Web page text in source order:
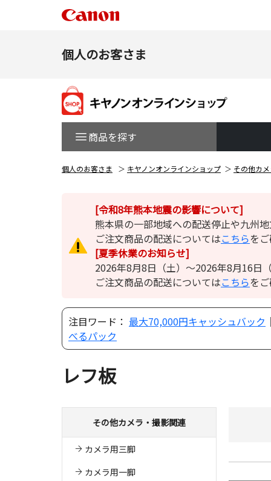
個人のお客さま
商品を探す
個人のお客さま キヤノンオンラインショップ その他カ
[令和8年熊本地震の影響について]
熊本県の一部地域への配送停止や九州
ご注文商品の配送についてはこちらを
[夏季休業のお知らせ]
2026年8月8日（土）～2026年8月16日
ご注文商品の配送についてはこちらを
注目ワード： 最大70,000円キャッシュバック
べるパック
レフ板
その他カメラ・撮影関連
カメラ用三脚
カメラ用一脚